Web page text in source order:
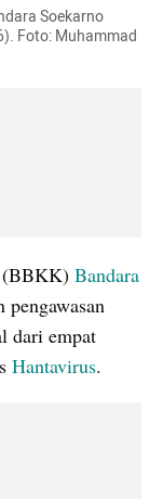
Soekarno
Foto: Muhammad
(BBKK) Bandara
dari empat
Hantavirus.